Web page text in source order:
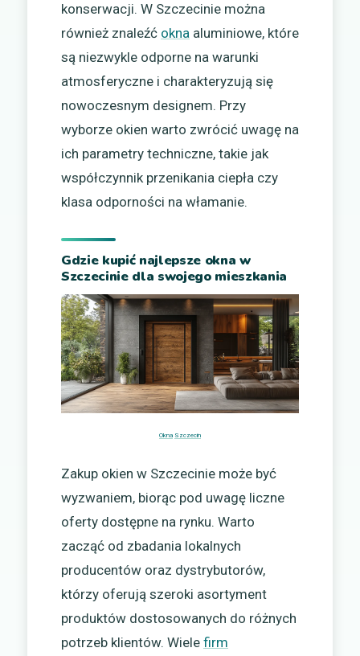
konserwacji. W Szczecinie można
również znaleźć okna aluminiowe, które
są niezwykle odporne na warunki
atmosferyczne i charakteryzują się
nowoczesnym designem. Przy
wyborze okien warto zwrócić uwagę na
ich parametry techniczne, takie jak
współczynnik przenikania ciepła czy
klasa odporności na włamanie.
Gdzie kupić najlepsze okna w
Szczecinie dla swojego mieszkania
Okna Szczecin
Zakup okien w Szczecinie może być
wyzwaniem, biorąc pod uwagę liczne
oferty dostępne na rynku. Warto
zacząć od zbadania lokalnych
producentów oraz dystrybutorów,
którzy oferują szeroki asortyment
produktów dostosowanych do różnych
potrzeb klientów. Wiele firm